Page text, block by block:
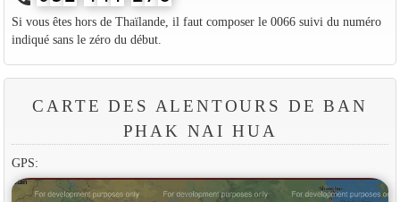
Si vous êtes hors de Thaïlande, il faut composer le 0066 suivi du numéro
indiqué sans le zéro du début.
CARTE DES ALENTOURS DE BAN
PHAK NAI HUA
GPS: